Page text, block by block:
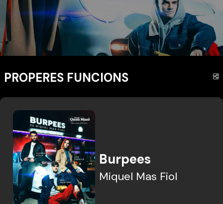
PROPERES FUNCIONS
Burpees
Miquel Mas Fiol